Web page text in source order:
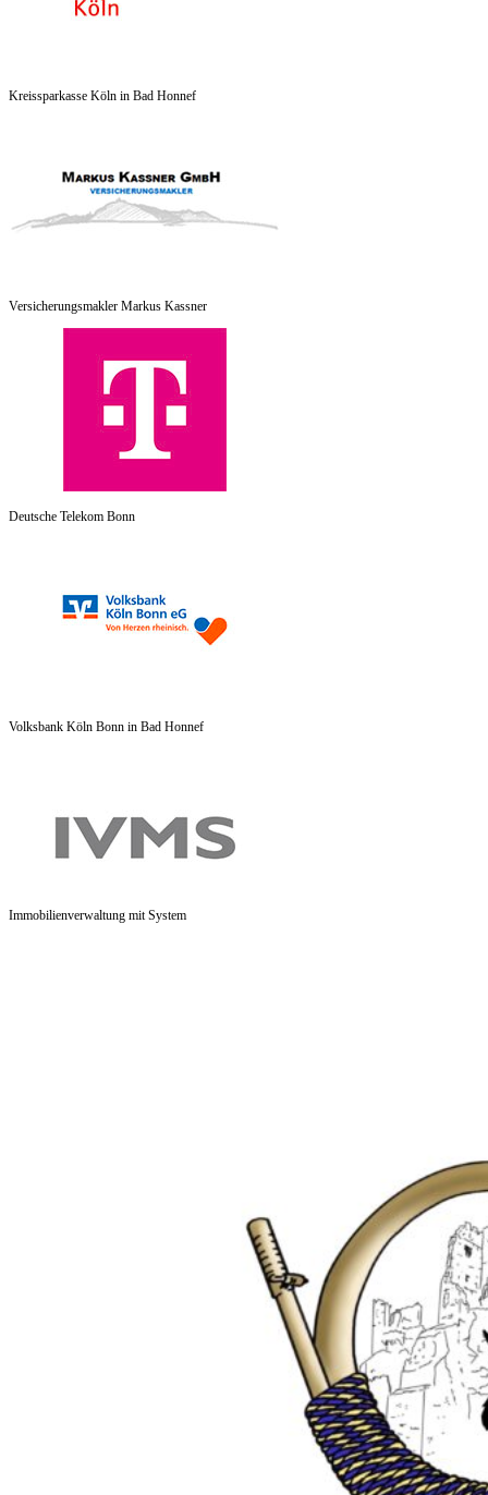
Kreissparkasse Köln in Bad Honnef
Versicherungsmakler Markus Kassner
Deutsche Telekom Bonn
Volksbank Köln Bonn in Bad Honnef
Immobilienverwaltung mit System